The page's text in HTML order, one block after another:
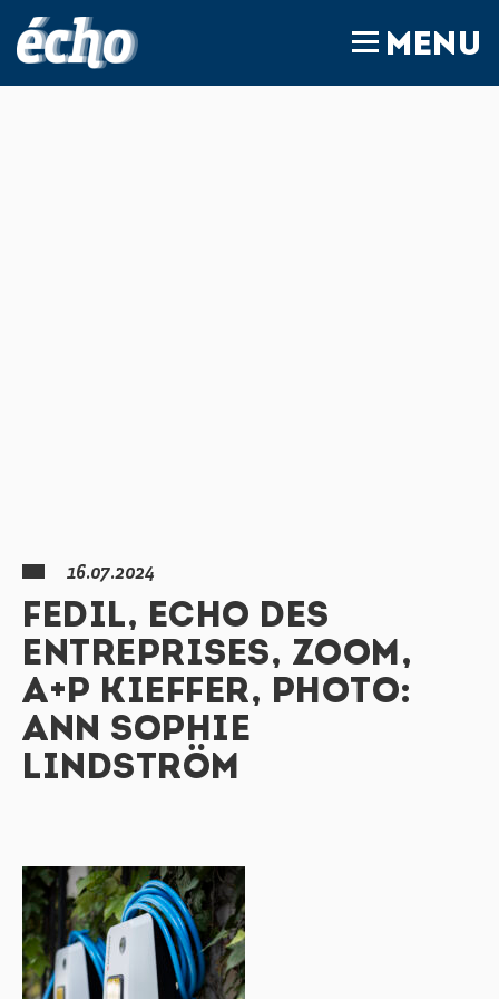
MENU
16.07.2024
FEDIL, ECHO DES
ENTREPRISES, ZOOM,
A+P KIEFFER, PHOTO:
ANN SOPHIE
LINDSTRÖM